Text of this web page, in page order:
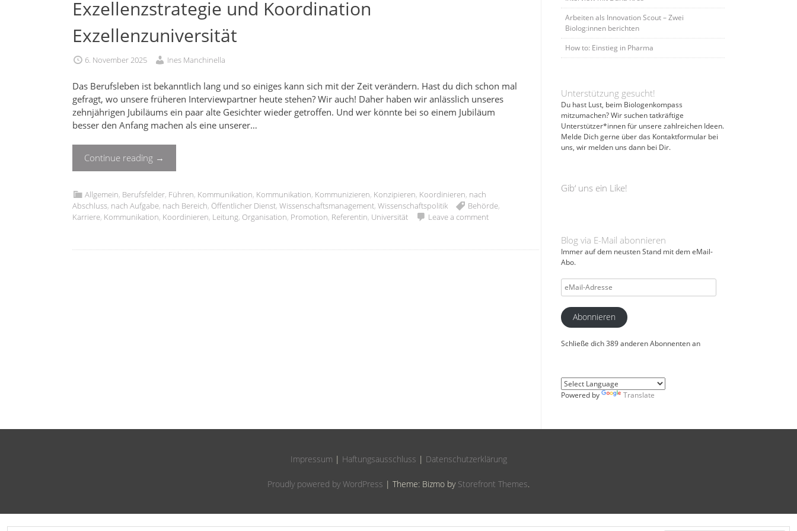
Exzellenzstrategie und Koordination
Exzellenzuniversität
6. November 2025 Ines Manchinella
Das Berufsleben ist bekanntlich lang und so einiges kann sich mit der Zeit verändern. Hast du dich schon mal
gefragt, wo unsere früheren Interviewpartner heute stehen? Wir auch! Daher haben wir anlässlich unseres
zehnjährigen Jubiläums ein paar alte Gesichter wieder getroffen. Und wer könnte bei so einem Jubiläum
besser den Anfang machen als eine unserer…
Continue reading →
Allgemein, Berufsfelder, Führen, Kommunikation, Kommunikation, Kommunizieren, Konzipieren, Koordinieren, nach
Abschluss, nach Aufgabe, nach Bereich, Öffentlicher Dienst, Wissenschaftsmanagement, Wissenschaftspolitik Behörde,
Karriere, Kommunikation, Koordinieren, Leitung, Organisation, Promotion, Referentin, Universität Leave a comment
Arbeiten als Innovation Scout – Zwei
Biolog:innen berichten
How to: Einstieg in Pharma
Unterstützung gesucht!
Du hast Lust, beim Biologenkompass
mitzumachen? Wir suchen tatkräftige
Unterstützer*innen für unsere zahlreichen Ideen.
Melde Dich gerne über das Kontaktformular bei
uns, wir melden uns dann bei Dir.
Gib‘ uns ein Like!
Blog via E-Mail abonnieren
Immer auf dem neusten Stand mit dem eMail-
Abo.
eMail-
Adresse
Abonnieren
Schließe dich 389 anderen Abonnenten an
Powered by Translate
Impressum | Haftungsausschluss | Datenschutzerklärung
Proudly powered by WordPress | Theme: Bizmo by Storefront Themes.